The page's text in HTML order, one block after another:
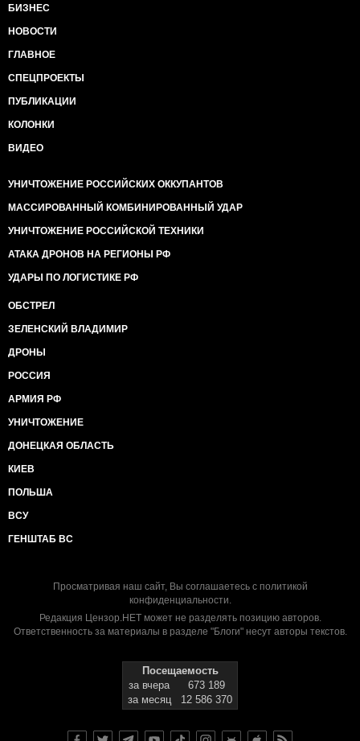
БИЗНЕС
НОВОСТИ
ГЛАВНОЕ
СПЕЦПРОЕКТЫ
ПУБЛИКАЦИИ
КОЛОНКИ
ВИДЕО
УНИЧТОЖЕНИЕ РОССИЙСКИХ ОККУПАНТОВ
МАССИРОВАННЫЙ КОМБИНИРОВАННЫЙ УДАР
УНИЧТОЖЕНИЕ РОССИЙСКОЙ ТЕХНИКИ
АТАКА ДРОНОВ НА РЕГИОНЫ РФ
УДАРЫ ПО ЛОГИСТИКЕ РФ
ОБСТРЕЛ
ЗЕЛЕНСКИЙ ВЛАДИМИР
ДРОНЫ
РОССИЯ
АРМИЯ РФ
УНИЧТОЖЕНИЕ
ДОНЕЦКАЯ ОБЛАСТЬ
КИЕВ
ПОЛЬША
ВСУ
ГЕНШТАБ ВС
Просматривая наш сайт, Вы соглашаетесь с политикой
конфиденциальности.
Редакция Цензор.НЕТ может не разделять позицию авторов.
Ответственность за материалы в разделе "Блоги" несут авторы текстов.
Посещаемость
за вчера
673 189
за месяц
12 586 370